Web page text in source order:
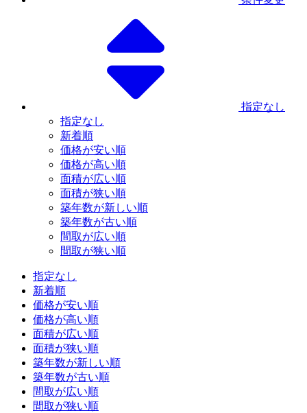
指定なし
指定なし
新着順
価格が安い順
価格が高い順
面積が広い順
面積が狭い順
築年数が新しい順
築年数が古い順
間取が広い順
間取が狭い順
指定なし
新着順
価格が安い順
価格が高い順
面積が広い順
面積が狭い順
築年数が新しい順
築年数が古い順
間取が広い順
間取が狭い順